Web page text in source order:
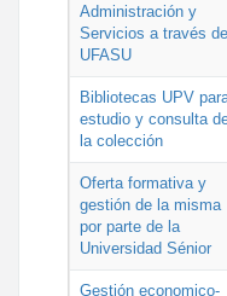
Administración y
Servicios a través
UFASU
Bibliotecas UPV
estudio y consulta
la colección
Oferta formativa y
gestión de la misma
por parte de la
Universidad Sénior
Gestión economico-